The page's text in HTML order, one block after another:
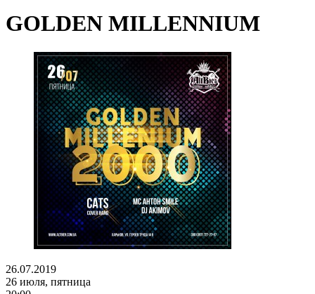
GOLDEN MILLENNIUM
26.07.2019
26 июля, пятница